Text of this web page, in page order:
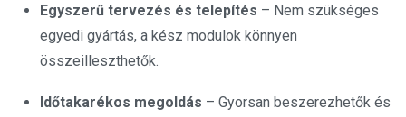
Egyszerű tervezés és telepítés – Nem szükséges
egyedi gyártás, a kész modulok könnyen
összeilleszthetők.
Időtakarékos megoldás – Gyorsan beszerezhetők és